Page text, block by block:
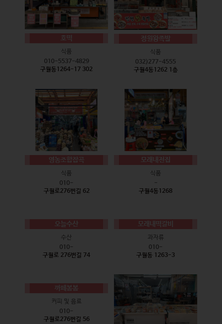
호떡
식품
010-5537-4829
구월동1264-17 302
정원왕족발
식품
032)277-4555
구월4동1262 1층
영농조합잡곡
식품
010-
구월로276번길 62
모래내전집
식품
-
구월4동1268
오늘수산
수산
010-
구월로 276번길 74
모래내떡갈비
과자류
010-
구월동 1263-3
까페봄봄
커피 및 음료
010-
구월로276번길 56